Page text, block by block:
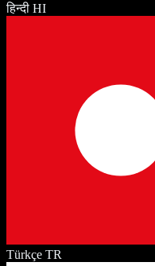
हिन्दी HI
Türkçe TR